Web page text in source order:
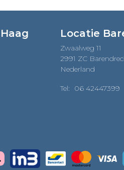
Locatie
Zwaalweg 11
2991 ZC
Nederland
Tel: 06 42447399